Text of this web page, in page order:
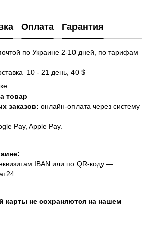
Оплата Гарантия
по Украине 2-10 дней, по тарифам
10 - 21 день, 40 $
товар
заказов: онлайн-оплата через систему
Pay, Apple Pay.
IBAN или по QR-коду —
карты не сохраняются на нашем